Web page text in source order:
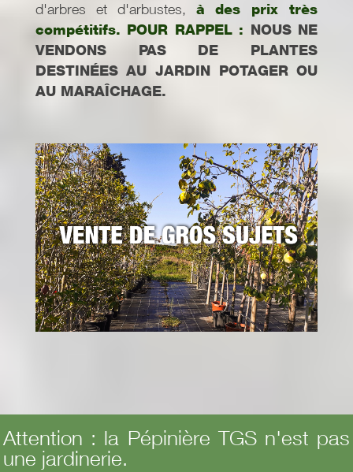
d'arbres et d'arbustes, à des prix très
compétitifs. POUR RAPPEL : NOUS NE
VENDONS PAS DE PLANTES
DESTINÉES AU JARDIN POTAGER OU
AU MARAÎCHAGE.
Attention : la Pépinière TGS n'est pas
une jardinerie.